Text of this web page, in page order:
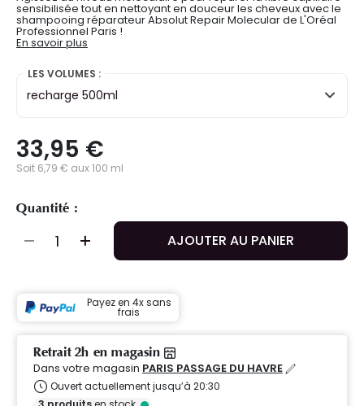
sensibilisée tout en nettoyant en douceur les cheveux avec le
shampooing réparateur Absolut Repair Molecular de L'Oréal
Professionnel Paris !
En savoir plus
LES VOLUMES :
recharge 500ml
33,95 €
Soit 6,79 € aux 100 ml
Quantité :
AJOUTER AU PANIER
Payez en 4x sans
frais
Retrait 2h en magasin
Dans votre magasin PARIS PASSAGE DU HAVRE
Ouvert actuellement jusqu’à 20:30